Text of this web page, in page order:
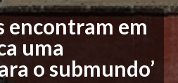
encontram em
uma
o submundo’